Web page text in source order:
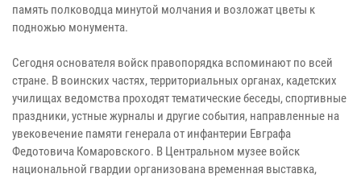
память полководца минутой молчания и возложат цветы к
подножью монумента.
Сегодня основателя войск правопорядка вспоминают по всей
стране. В воинских частях, территориальных органах, кадетских
училищах ведомства проходят тематические беседы, спортивные
праздники, устные журналы и другие события, направленные на
увековечение памяти генерала от инфантерии Евграфа
Федотовича Комаровского. В Центральном музее войск
национальной гвардии организована временная выставка,